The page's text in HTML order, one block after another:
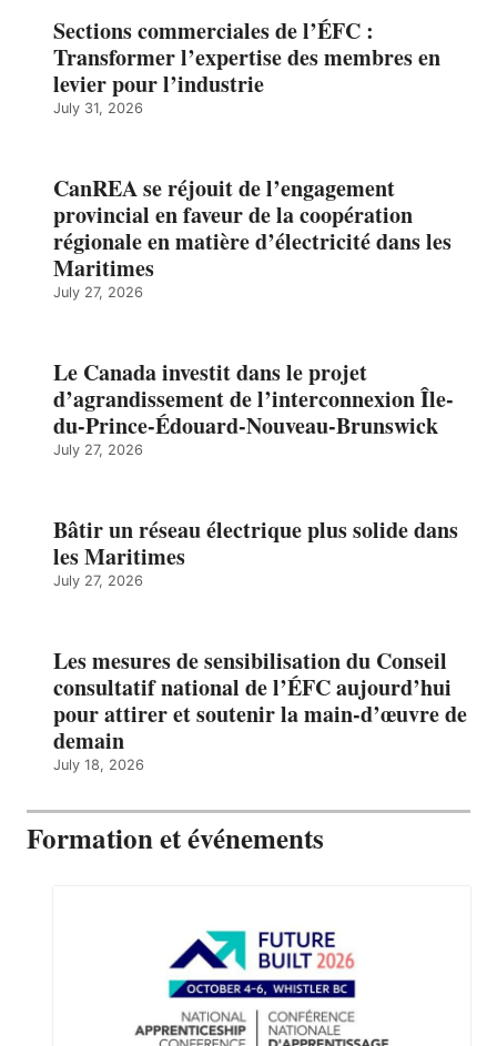
Sections commerciales de l’ÉFC :
Transformer l’expertise des membres en
levier pour l’industrie
July 31, 2026
CanREA se réjouit de l’engagement
provincial en faveur de la coopération
régionale en matière d’électricité dans les
Maritimes
July 27, 2026
Le Canada investit dans le projet
d’agrandissement de l’interconnexion Île-
du-Prince-Édouard-Nouveau-Brunswick
July 27, 2026
Bâtir un réseau électrique plus solide dans
les Maritimes
July 27, 2026
Les mesures de sensibilisation du Conseil
consultatif national de l’ÉFC aujourd’hui
pour attirer et soutenir la main-d’œuvre de
demain
July 18, 2026
Formation et événements